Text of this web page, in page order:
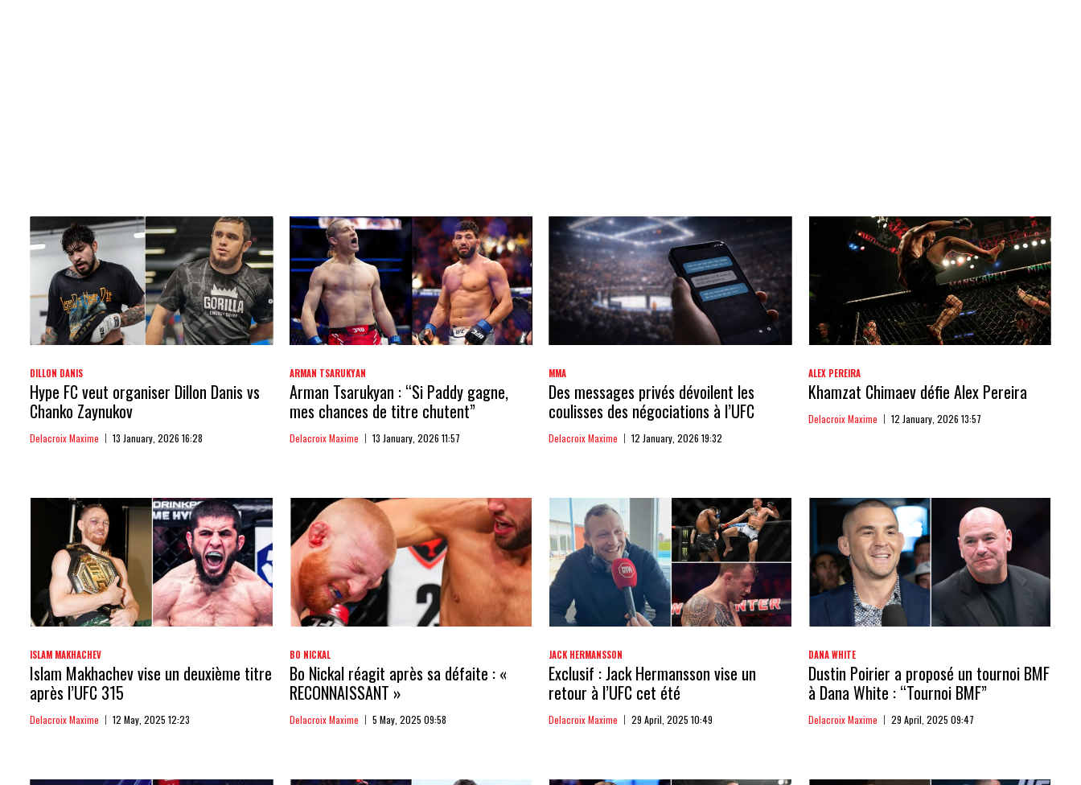
DILLON DANIS
Hype FC veut organiser Dillon Danis vs
Chanko Zaynukov
Delacroix Maxime 13 January, 2026 16:28
ARMAN TSARUKYAN
Arman Tsarukyan : “Si Paddy gagne,
mes chances de titre chutent”
Delacroix Maxime 13 January, 2026 11:57
MMA
Des messages privés dévoilent les
coulisses des négociations à l’UFC
Delacroix Maxime 12 January, 2026 19:32
ALEX PEREIRA
Khamzat Chimaev défie Alex Pereira
Delacroix Maxime 12 January, 2026 13:57
ISLAM MAKHACHEV
Islam Makhachev vise un deuxième titre
après l’UFC 315
Delacroix Maxime 12 May, 2025 12:23
BO NICKAL
Bo Nickal réagit après sa défaite : «
RECONNAISSANT »
Delacroix Maxime 5 May, 2025 09:58
JACK HERMANSSON
Exclusif : Jack Hermansson vise un
retour à l’UFC cet été
Delacroix Maxime 29 April, 2025 10:49
DANA WHITE
Dustin Poirier a proposé un tournoi BMF
à Dana White : “Tournoi BMF”
Delacroix Maxime 29 April, 2025 09:47